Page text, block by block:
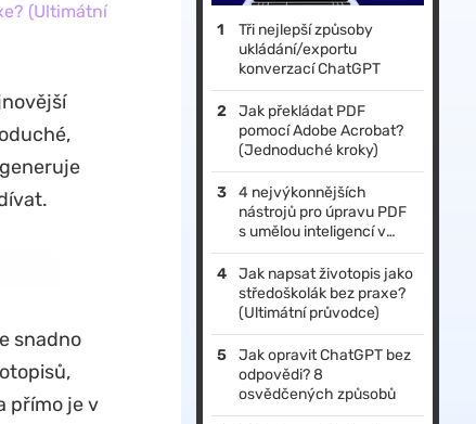
(Ultimátní
snadno
přímo je v
Tři nejlepší způsoby
ukládání/exportu
konverzací ChatGPT
Jak překládat PDF
pomocí Adobe Acrobat?
(Jednoduché kroky)
4 nejvýkonnějších
nástrojů pro úpravu PDF
s umělou inteligencí v
roce 2026 (online i
offline)
Jak napsat životopis jako
středoškolák bez praxe?
(Ultimátní průvodce)
Jak opravit ChatGPT bez
odpovědi? 8
osvědčených způsobů